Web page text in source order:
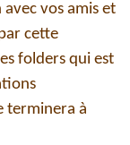
vos amis et
cette
folders qui est
terminera à